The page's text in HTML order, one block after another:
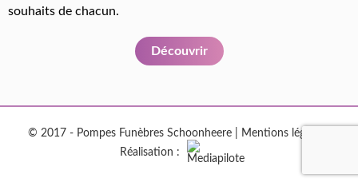
souhaits de chacun.
Découvrir
© 2017 - Pompes Funèbres Schoonheere | Mentions légales
Réalisation :